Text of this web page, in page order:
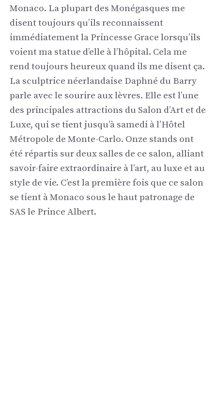
Monaco. La plupart des Monégasques me
disent toujours qu’ils reconnaissent
immédiatement la Princesse Grace lorsqu’ils
voient ma statue d’elle à l’hôpital. Cela me
rend toujours heureux quand ils me disent ça.
La sculptrice néerlandaise Daphné du Barry
parle avec le sourire aux lèvres. Elle est l’une
des principales attractions du Salon d’Art et de
Luxe, qui se tient jusqu’à samedi à l’Hôtel
Métropole de Monte-Carlo. Onze stands ont
été répartis sur deux salles de ce salon, alliant
savoir-faire extraordinaire à l’art, au luxe et au
style de vie. C’est la première fois que ce salon
se tient à Monaco sous le haut patronage de
SAS le Prince Albert.